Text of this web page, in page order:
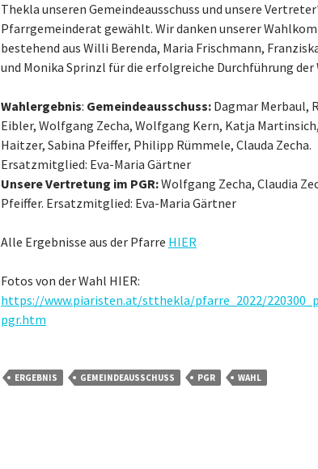
Thekla unseren Gemeindeausschuss und unsere
Pfarrgemeinderat gewählt. Wir danken unserer
bestehend aus Willi Berenda, Maria Frischmann,
und Monika Sprinzl für die erfolgreiche Durchführung der
Wahlergebnis: Gemeindeausschuss: Dagmar Merbaul,
Eibler, Wolfgang Zecha, Wolfgang Kern, Katja
Haitzer, Sabina Pfeiffer, Philipp Rümmele, Clauda Zecha.
Ersatzmitglied: Eva-Maria Gärtner
Unsere Vertretung im PGR:Wolfgang Zecha, Claudia
Pfeiffer. Ersatzmitglied: Eva-Maria Gärtner
Alle Ergebnisse aus der Pfarre HIER
Fotos von der Wahl HIER:
https://www.piaristen.at/stthekla/pfarre_2022/
pgr.htm
ERGEBNIS GEMEINDEAUSSCHUSS PGR WAHL